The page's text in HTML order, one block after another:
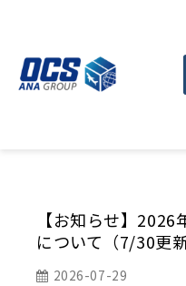
お
【お知らせ】
について（7/30更新
2026-07-29